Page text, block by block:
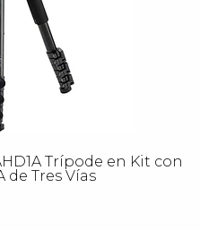
Trípode en Kit con
de Tres Vías